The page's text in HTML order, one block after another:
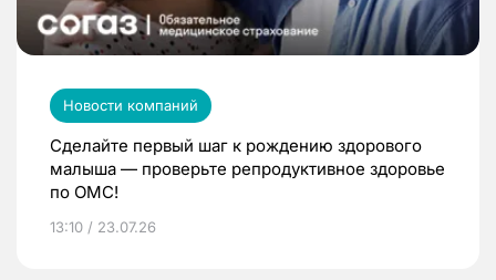
Новости компаний
Сделайте первый шаг к рождению здорового
малыша — проверьте репродуктивное здоровье
по ОМС!
13:10 / 23.07.26